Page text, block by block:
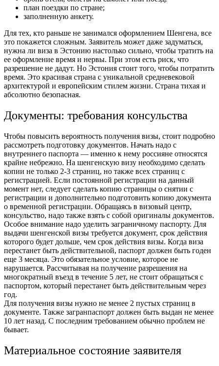
план поездки по стране;
заполненную анкету.
Для тех, кто раньше не занимался оформлением Шенгена, все
это покажется сложным. Заявитель может даже задуматься,
нужна ли виза в Эстонию настолько сильно, чтобы тратить на
ее оформление время и нервы. При этом есть риск, что
разрешение не дадут. Но Эстония стоит того, чтобы потратить
время. Это красивая страна с уникальной средневековой
архитектурой и европейским стилем жизни. Страна тихая и
абсолютно безопасная.
Документы: требования консульства
Чтобы повысить вероятность получения визы, стоит подробно
рассмотреть подготовку документов. Начать надо с
внутреннего паспорта — именно к нему россияне относятся
крайне небрежно. На шенгенскую визу необходимо сделать
копии не только 2-3 страниц, но также всех страниц с
регистрацией. Если постоянной регистрации на данный
момент нет, следует сделать копию страницы о снятии с
регистрации и дополнительно подготовить копию документа
о временной регистрации. Обращаясь в визовый центр,
консульство, надо также взять с собой оригиналы документов.
Особое внимание надо уделить заграничному паспорту. Для
выдачи шенгенской визы требуется документ, срок действия
которого будет дольше, чем срок действия визы. Когда виза
перестанет быть действительной, паспорт должен быть годен
еще 3 месяца. Это обязательное условие, которое не
нарушается. Рассчитывая на получение разрешения на
многократный въезд в течение 5 лет, не стоит обращаться с
паспортом, который перестанет быть действительным через
год.
Для получения визы нужно не менее 2 пустых страниц в
документе. Также загранпаспорт должен быть выдан не менее
10 лет назад. С последним требованием обычно проблем не
бывает.
Материальное состояние заявителя